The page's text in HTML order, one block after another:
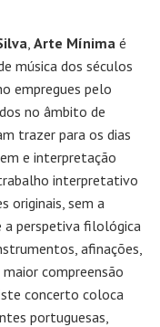
Arte Mínima é
música dos séculos
empregues pelo
no âmbito de
trazer para os dias
e interpretação
interpretativo
originais, sem a
a perspetiva filológica
afinações,
compreensão
concerto coloca
portuguesas,